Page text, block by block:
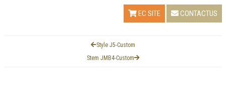
EC SITE CONTACTUS
Stem JMB4-Custom
Style J5-Custom